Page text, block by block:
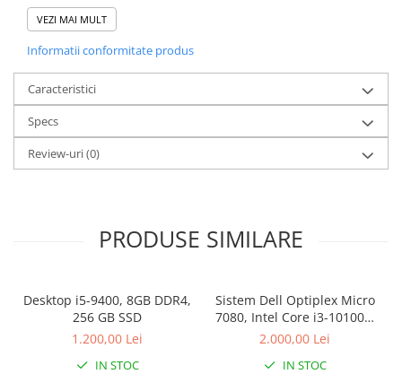
Capacitate stocare: 512 GB SSD M.2
Sistem de operare: Windows 11 Pro
VEZI MAI MULT
Informatii conformitate produs
Caracteristici
Specs
Review-uri(0)
PRODUSE SIMILARE
Desktop i5-9400, 8GB DDR4,
256 GB SSD
1.200,00 Lei
IN STOC
Sistem Dell Optiplex Micro
7080, Intel Core i3-10100T,
16 GB RAM, 512 GB SSD,
2.000,00 Lei
IN STOC